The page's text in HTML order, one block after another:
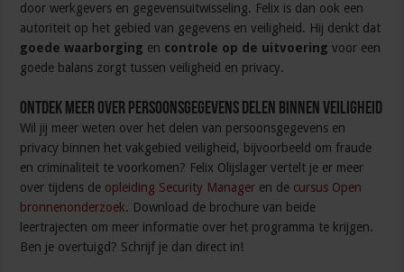
door werkgevers en gegevensuitwisseling. Felix is dan ook een
autoriteit op het gebied van gegevens en veiligheid. Hij denkt dat
goede waarborging en controle op de uitvoering voor een
goede balans zorgt tussen veiligheid en privacy.
Ontdek meer over persoonsgegevens delen binnen veiligheid
Wil jij meer weten over het delen van persoonsgegevens en
privacy binnen het vakgebied veiligheid, bijvoorbeeld om fraude
en criminaliteit te voorkomen? Felix Olijslager vertelt je er meer
over tijdens de opleiding Security Manager en de cursus Open
bronnenonderzoek. Download de brochure van beide
leertrajecten om meer informatie over het programma te krijgen.
Ben je overtuigd? Schrijf je dan direct in!